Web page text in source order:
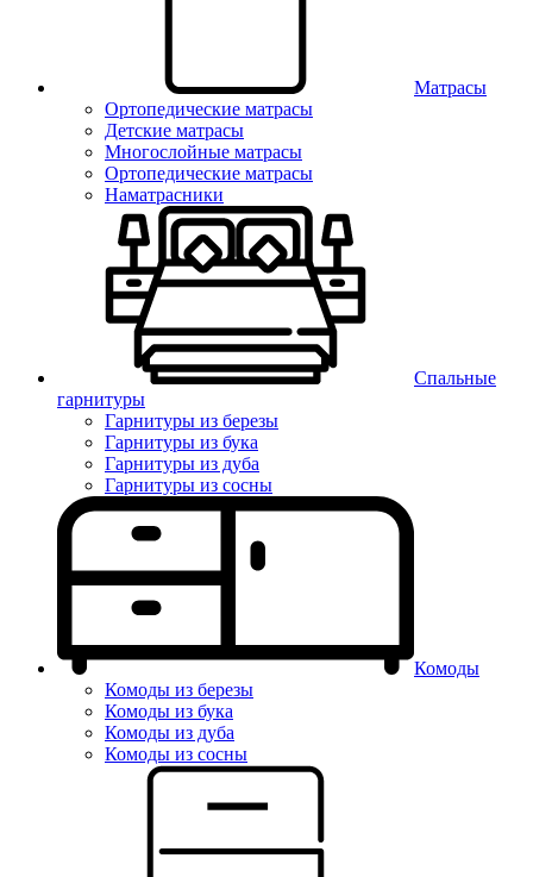
Матрасы
Ортопедические матрасы
Детские матрасы
Многослойные матрасы
Ортопедические матрасы
Наматрасники
Спальные
гарнитуры
Гарнитуры из березы
Гарнитуры из бука
Гарнитуры из дуба
Гарнитуры из сосны
Комоды
Комоды из березы
Комоды из бука
Комоды из дуба
Комоды из сосны